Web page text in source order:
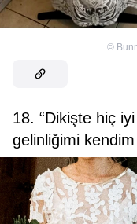
©
18. “Dikişte hiç
gelinliğimi kendim